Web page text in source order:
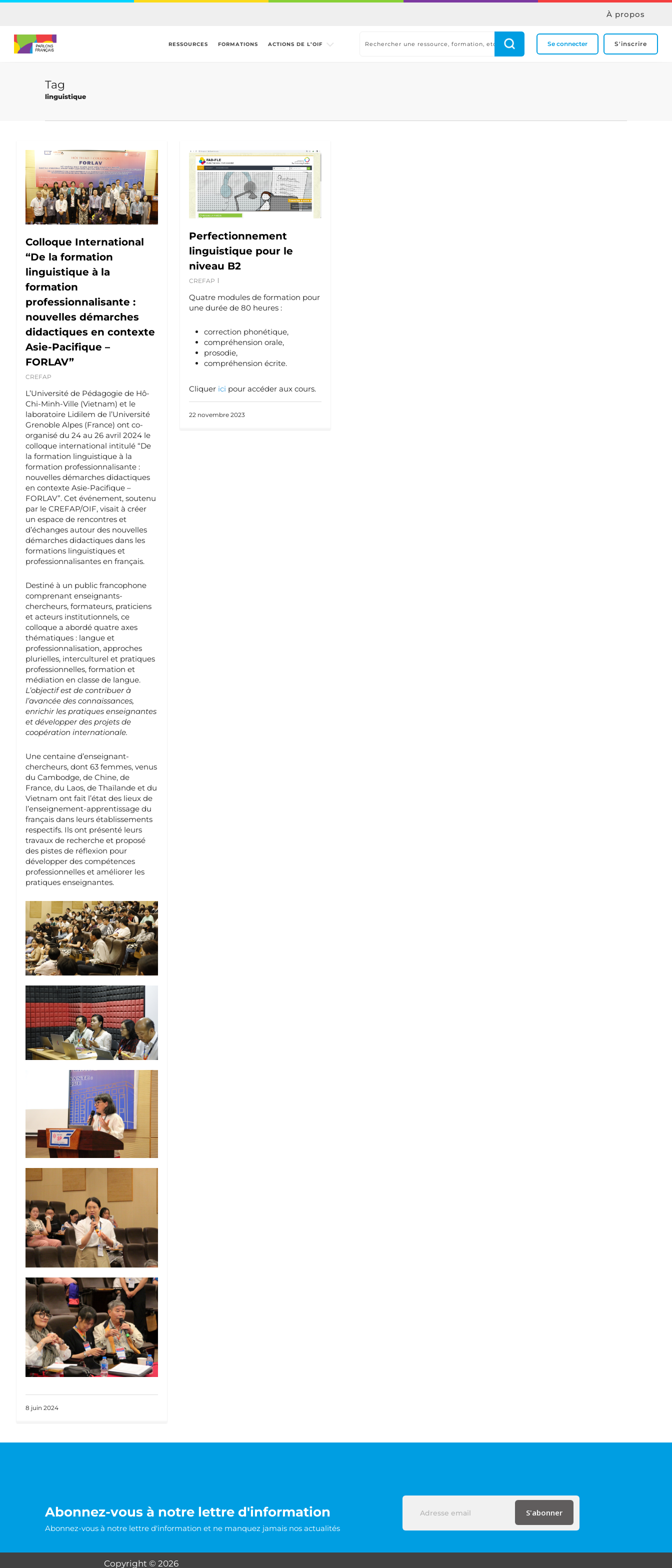
Skip
content
À propos
RESSOURCES FORMATIONS ACTIONS DE L’OIF Se connecter S'inscrire
Tag
linguistique
Colloque International
“De la formation
linguistique à la
formation
professionnalisante :
nouvelles démarches
didactiques en contexte
Asie-Pacifique –
FORLAV”
CREFAP
L’Université de Pédagogie de Hô-
Chi-Minh-Ville (Vietnam) et le
laboratoire Lidilem de l’Université
Grenoble Alpes (France) ont co-
organisé du 24 au 26 avril 2024 le
colloque international intitulé “De
la formation linguistique à la
formation professionnalisante :
nouvelles démarches didactiques
en contexte Asie-Pacifique –
FORLAV”. Cet événement, soutenu
par le CREFAP/OIF, visait à créer
un espace de rencontres et
d’échanges autour des nouvelles
démarches didactiques dans les
formations linguistiques et
professionnalisantes en français.
Destiné à un public francophone
comprenant enseignants-
chercheurs, formateurs, praticiens
et acteurs institutionnels, ce
colloque a abordé quatre axes
thématiques : langue et
professionnalisation, approches
plurielles, interculturel et pratiques
professionnelles, formation et
médiation en classe de langue.
L’objectif est de contribuer à
l’avancée des connaissances,
enrichir les pratiques enseignantes
et développer des projets de
coopération internationale.
Une centaine d’enseignant-
chercheurs, dont 63 femmes, venus
du Cambodge, de Chine, de
France, du Laos, de Thaïlande et du
Vietnam ont fait l’état des lieux de
l’enseignement-apprentissage du
français dans leurs établissements
respectifs. Ils ont présenté leurs
travaux de recherche et proposé
des pistes de réflexion pour
développer des compétences
professionnelles et améliorer les
pratiques enseignantes.
8 juin 2024
Perfectionnement
linguistique pour le
niveau B2
CREFAP
Quatre modules de formation pour
une durée de 80 heures :
correction phonétique,
compréhension orale,
prosodie,
compréhension écrite.
Cliquer ici pour accéder aux cours.
22 novembre 2023
Abonnez-vous à notre lettre d'information
Abonnez-vous à notre lettre d'information et ne manquez jamais nos actualités